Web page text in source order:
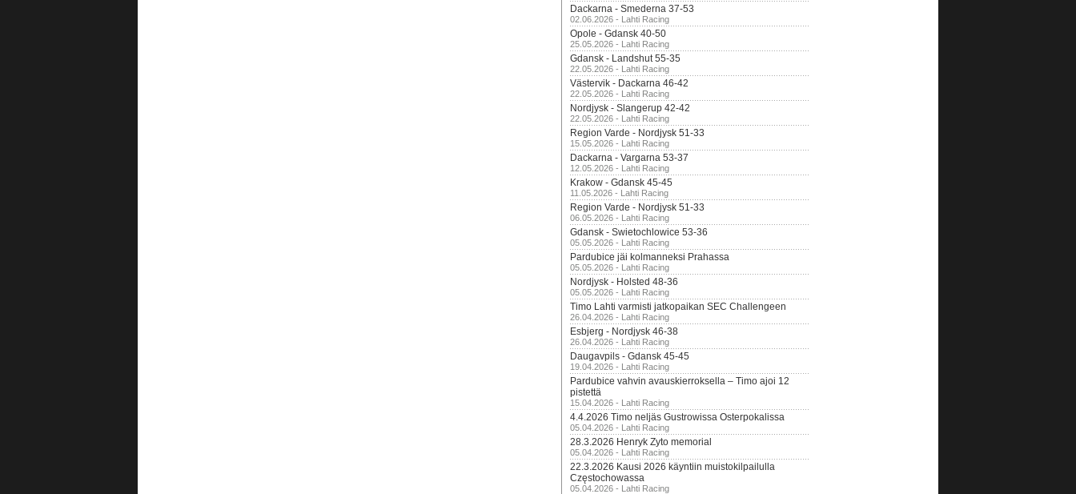
Dackarna - Smederna 37-53
02.06.2026 - Lahti Racing
Opole - Gdansk 40-50
25.05.2026 - Lahti Racing
Gdansk - Landshut 55-35
22.05.2026 - Lahti Racing
Västervik - Dackarna 46-42
22.05.2026 - Lahti Racing
Nordjysk - Slangerup 42-42
22.05.2026 - Lahti Racing
Region Varde - Nordjysk 51-33
15.05.2026 - Lahti Racing
Dackarna - Vargarna 53-37
12.05.2026 - Lahti Racing
Krakow - Gdansk 45-45
11.05.2026 - Lahti Racing
Region Varde - Nordjysk 51-33
06.05.2026 - Lahti Racing
Gdansk - Swietochlowice 53-36
05.05.2026 - Lahti Racing
Pardubice jäi kolmanneksi Prahassa
05.05.2026 - Lahti Racing
Nordjysk - Holsted 48-36
05.05.2026 - Lahti Racing
Timo Lahti varmisti jatkopaikan SEC Challengeen
26.04.2026 - Lahti Racing
Esbjerg - Nordjysk 46-38
26.04.2026 - Lahti Racing
Daugavpils - Gdansk 45-45
19.04.2026 - Lahti Racing
Pardubice vahvin avauskierroksella – Timo ajoi 12
pistettä
15.04.2026 - Lahti Racing
4.4.2026 Timo neljäs Gustrowissa Osterpokalissa
05.04.2026 - Lahti Racing
28.3.2026 Henryk Zyto memorial
05.04.2026 - Lahti Racing
22.3.2026 Kausi 2026 käyntiin muistokilpailulla
Częstochowassa
05.04.2026 - Lahti Racing